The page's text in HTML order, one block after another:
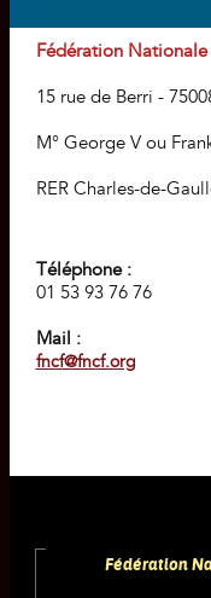
Fédération Nationale
15 rue de Berri -
M° George V ou
RER Charles-de-
Téléphone :
01 53 93 76 76
Mail :
fncf@fncf.org
Fédération